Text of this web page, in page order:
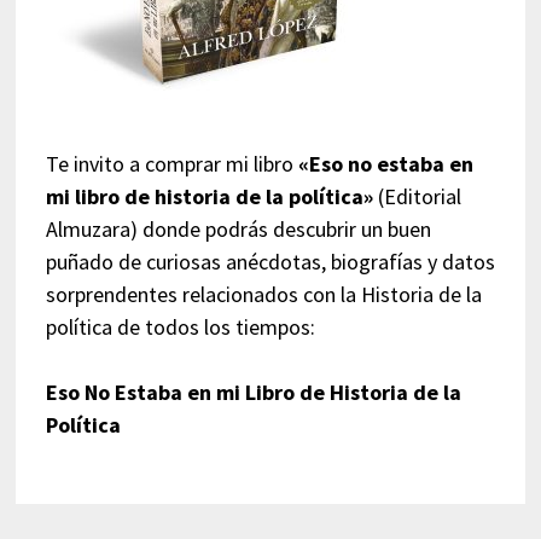
Te invito a comprar mi libro «Eso no estaba en
mi libro de historia de la política»(Editorial
Almuzara) donde podrás descubrir un buen
puñado de curiosas anécdotas, biografías y datos
sorprendentes relacionados con la Historia de la
política de todos los tiempos:
Eso No Estaba en mi Libro de Historia de la
Política